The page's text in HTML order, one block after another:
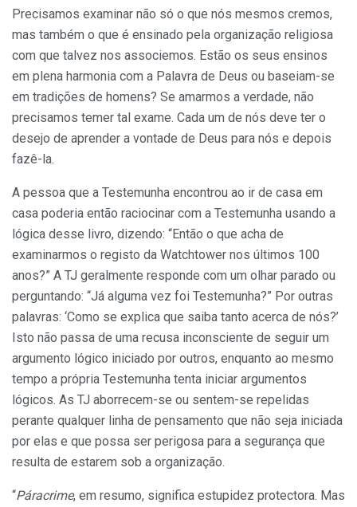
Precisamos examinar não só o que nós mesmos cremos,
mas também o que é ensinado pela organização religiosa
com que talvez nos associemos. Estão os seus ensinos
em plena harmonia com a Palavra de Deus ou baseiam-se
em tradições de homens? Se amarmos a verdade, não
precisamos temer tal exame. Cada um de nós deve ter o
desejo de aprender a vontade de Deus para nós e depois
fazê-la.
A pessoa que a Testemunha encontrou ao ir de casa em
casa poderia então raciocinar com a Testemunha usando a
lógica desse livro, dizendo: “Então o que acha de
examinarmos o registo da Watchtower nos últimos 100
anos?” A TJ geralmente responde com um olhar parado ou
perguntando: “Já alguma vez foi Testemunha?” Por outras
palavras: ‘Como se explica que saiba tanto acerca de nós?’
Isto não passa de uma recusa inconsciente de seguir um
argumento lógico iniciado por outros, enquanto ao mesmo
tempo a própria Testemunha tenta iniciar argumentos
lógicos. As TJ aborrecem-se ou sentem-se repelidas
perante qualquer linha de pensamento que não seja iniciada
por elas e que possa ser perigosa para a segurança que
resulta de estarem sob a organização.
“Páracrime, em resumo, significa estupidez protectora. Mas